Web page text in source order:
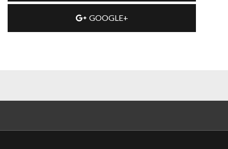
GOOGLE+